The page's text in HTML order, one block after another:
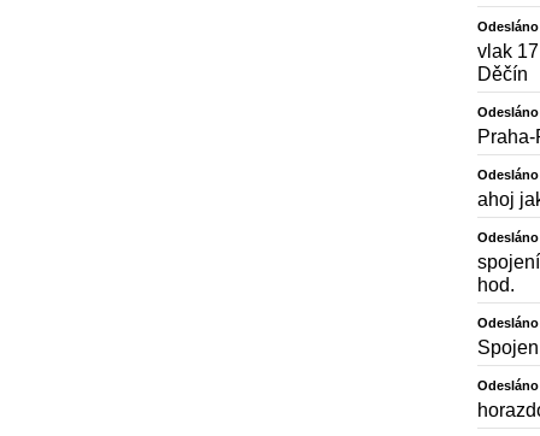
vlak
Děčín
ahoj
hod.